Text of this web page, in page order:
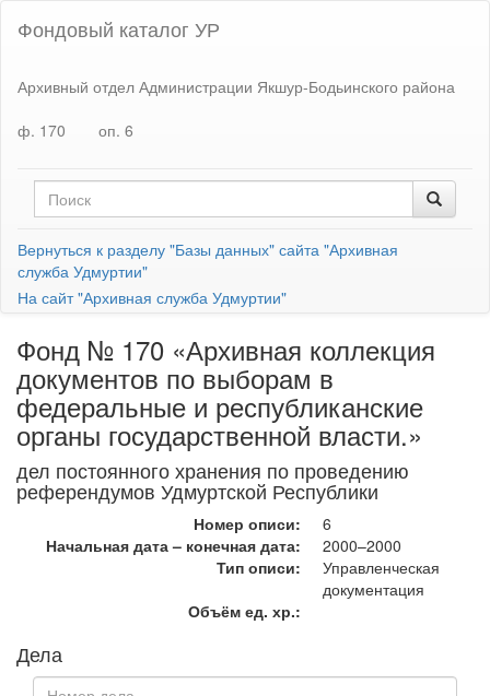
Фондовый каталог УР
Архивный отдел Администрации Якшур-Бодьинского района
ф. 170
оп. 6
Вернуться к разделу "Базы данных" сайта "Архивная
служба Удмуртии"
На сайт "Архивная служба Удмуртии"
Фонд № 170 «Архивная коллекция
документов по выборам в
федеральные и республиканские
органы государственной власти.»
дел постоянного хранения по проведению
референдумов Удмуртской Республики
Номер описи:
6
Начальная дата – конечная дата:
2000–2000
Тип описи:
Управленческая
документация
Объём ед. хр.:
Дела